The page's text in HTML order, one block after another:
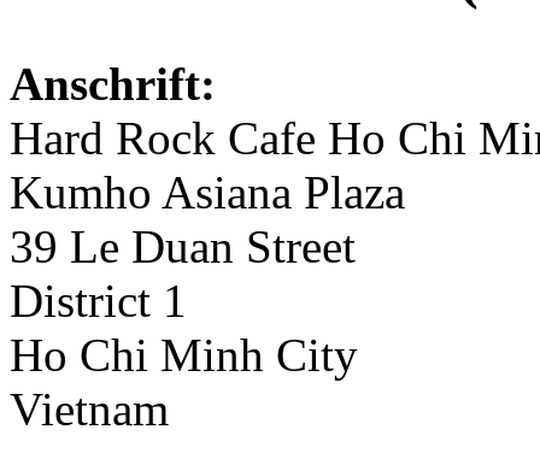
Anschrift:
Hard Rock Cafe Ho Chi
Kumho Asiana Plaza
39 Le Duan Street
District 1
Ho Chi Minh City
Vietnam